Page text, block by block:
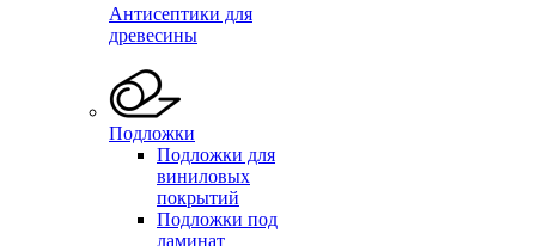
Антисептики для
древесины
Подложки
Подложки для
виниловых
покрытий
Подложки под
ламинат